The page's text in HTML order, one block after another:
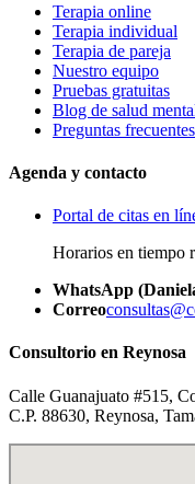
Terapia online
Terapia individual
Terapia de pareja
Nuestro equipo
Pruebas gratuitas
Blog de salud
Preguntas frecuentes
Agenda y contacto
Portal de citas en
Horarios en tiempo
WhatsApp
Correo
Consultorio en Reynosa
Calle Guanajuato #515,
C.P. 88630, Reynosa,